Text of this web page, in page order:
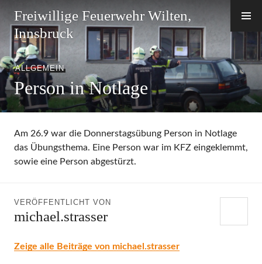
Inhalt
springen
Freiwillige Feuerwehr Wilten,
Innsbruck
ALLGEMEIN
Person in Notlage
Am 26.9 war die Donnerstagsübung Person in Notlage
das Übungsthema. Eine Person war im KFZ eingeklemmt,
sowie eine Person abgestürzt.
VERÖFFENTLICHT VON
michael.strasser
Zeige alle Beiträge von michael.strasser